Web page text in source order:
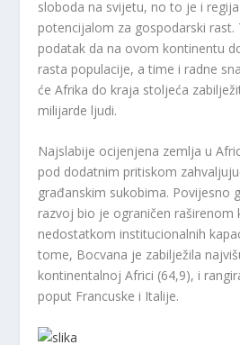
sloboda na svijetu, no to je i
potencijalom za gospodarski rast.
podatak da na ovom kontinentu
rasta populacije, a time i radne
će Afrika do kraja stoljeća
milijarde ljudi.
Najslabije ocijenjena zemlja u
pod dodatnim pritiskom
građanskim sukobima. Povijesno
razvoj bio je ograničen raširenom
nedostatkom institucionalnih
tome, Bocvana je zabilježila
kontinentalnoj Africi (64,9), i
poput Francuske i Italije.